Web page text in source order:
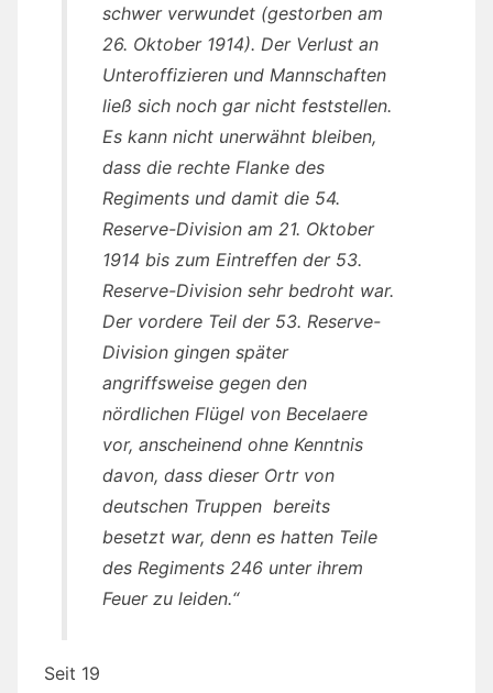
schwer verwundet (gestorben am
26. Oktober 1914). Der Verlust an
Unteroffizieren und Mannschaften
ließ sich noch gar nicht feststellen.
Es kann nicht unerwähnt bleiben,
dass die rechte Flanke des
Regiments und damit die 54.
Reserve-Division am 21. Oktober
1914 bis zum Eintreffen der 53.
Reserve-Division sehr bedroht war.
Der vordere Teil der 53. Reserve-
Division gingen später
angriffsweise gegen den
nördlichen Flügel von Becelaere
vor, anscheinend ohne Kenntnis
davon, dass dieser Ortr von
deutschen Truppen bereits
besetzt war, denn es hatten Teile
des Regiments 246 unter ihrem
Feuer zu leiden.“
Seit 19